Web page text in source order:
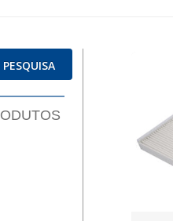
PESQUISA